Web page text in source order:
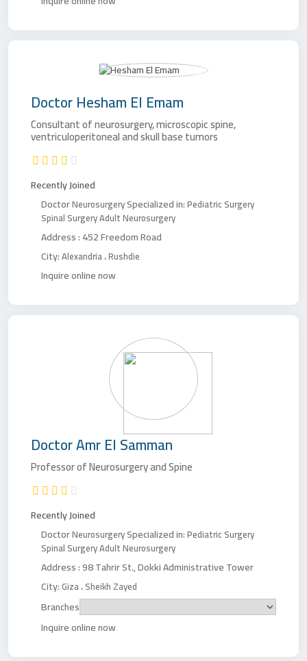
DoctorHesham El Emam
Consultant of neurosurgery, microscopic spine,
ventriculoperitoneal and skull base tumors
Recently Joined
DoctorNeurosurgerySpecialized in:Pediatric Surgery
Spinal SurgeryAdult Neurosurgery
Address :452 Freedom Road
City:Alexandria،Rushdie
Inquire online now
DoctorAmr El Samman
Professor of Neurosurgery and Spine
Recently Joined
DoctorNeurosurgerySpecialized in:Pediatric Surgery
Spinal SurgeryAdult Neurosurgery
Address :98 Tahrir St., Dokki Administrative Tower
City:Giza،Sheikh Zayed
Branches
Inquire online now